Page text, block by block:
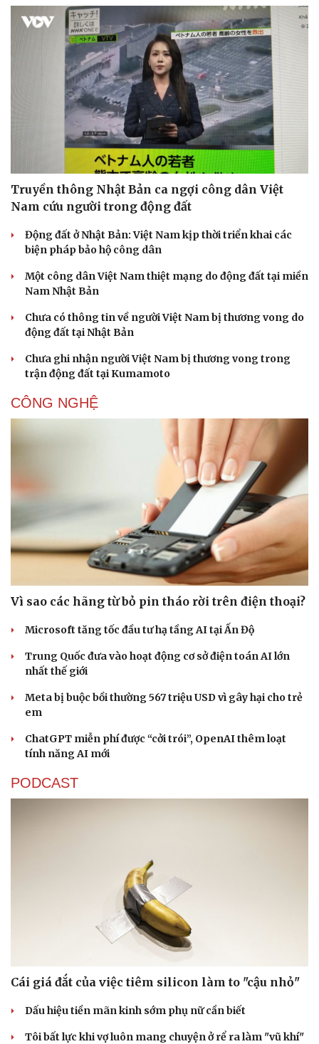
Sức khỏe
Dinh dưỡng - món ngon
Sản phụ khoa
Nhi khoa
Làm đẹp - giảm cân
Phòng mạch online
Đời sống
Nhà đẹp
Tình yêu - Gia đình
Truyền thông Nhật Bản ca ngợi công dân Việt
Nam cứu người trong động đất
Động đất ở Nhật Bản: Việt Nam kịp thời triển khai các
biện pháp bảo hộ công dân
Một công dân Việt Nam thiệt mạng do động đất tại miền
Nam Nhật Bản
Chưa có thông tin về người Việt Nam bị thương vong do
động đất tại Nhật Bản
Chưa ghi nhận người Việt Nam bị thương vong trong
trận động đất tại Kumamoto
CÔNG NGHỆ
Vì sao các hãng từ bỏ pin tháo rời trên điện thoại?
Microsoft tăng tốc đầu tư hạ tầng AI tại Ấn Độ
Trung Quốc đưa vào hoạt động cơ sở điện toán AI lớn
nhất thế giới
Meta bị buộc bồi thường 567 triệu USD vì gây hại cho trẻ
em
ChatGPT miễn phí được “cởi trói”, OpenAI thêm loạt
tính năng AI mới
PODCAST
Cái giá đắt của việc tiêm silicon làm to "cậu nhỏ"
Dấu hiệu tiền mãn kinh sớm phụ nữ cần biết
Tôi bất lực khi vợ luôn mang chuyện ở rể ra làm "vũ khí"